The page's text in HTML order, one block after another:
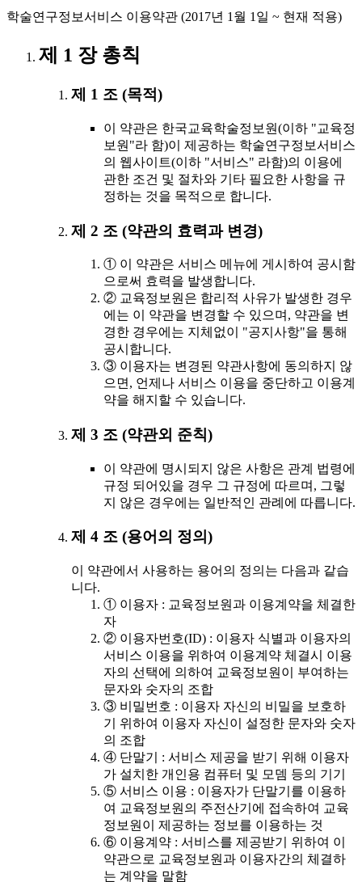
학술연구정보서비스 이용약관 (2017년 1월 1일 ~ 현재 적용)
제 1 장 총칙
제 1 조 (목적)
이 약관은 한국교육학술정보원(이하 "교육정
보원"라 함)이 제공하는 학술연구정보서비스
의 웹사이트(이하 "서비스" 라함)의 이용에
관한 조건 및 절차와 기타 필요한 사항을 규
정하는 것을 목적으로 합니다.
제 2 조 (약관의 효력과 변경)
① 이 약관은 서비스 메뉴에 게시하여 공시함
으로써 효력을 발생합니다.
② 교육정보원은 합리적 사유가 발생한 경우
에는 이 약관을 변경할 수 있으며, 약관을 변
경한 경우에는 지체없이 "공지사항"을 통해
공시합니다.
③ 이용자는 변경된 약관사항에 동의하지 않
으면, 언제나 서비스 이용을 중단하고 이용계
약을 해지할 수 있습니다.
제 3 조 (약관외 준칙)
이 약관에 명시되지 않은 사항은 관계 법령에
규정 되어있을 경우 그 규정에 따르며, 그렇
지 않은 경우에는 일반적인 관례에 따릅니다.
제 4 조 (용어의 정의)
이 약관에서 사용하는 용어의 정의는 다음과 같습
니다.
① 이용자 : 교육정보원과 이용계약을 체결한
자
② 이용자번호(ID) : 이용자 식별과 이용자의
서비스 이용을 위하여 이용계약 체결시 이용
자의 선택에 의하여 교육정보원이 부여하는
문자와 숫자의 조합
③ 비밀번호 : 이용자 자신의 비밀을 보호하
기 위하여 이용자 자신이 설정한 문자와 숫자
의 조합
④ 단말기 : 서비스 제공을 받기 위해 이용자
가 설치한 개인용 컴퓨터 및 모뎀 등의 기기
⑤ 서비스 이용 : 이용자가 단말기를 이용하
여 교육정보원의 주전산기에 접속하여 교육
정보원이 제공하는 정보를 이용하는 것
⑥ 이용계약 : 서비스를 제공받기 위하여 이
약관으로 교육정보원과 이용자간의 체결하
는 계약을 말함